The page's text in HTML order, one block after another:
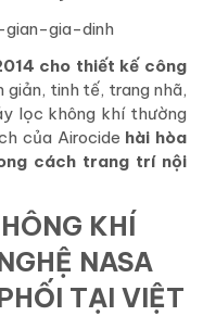
cho thiết kế công
giản, tinh tế, trang nhã,
lọc không khí thường
của Airocide hài hòa
cách trang trí nội
KHÍ
NASA
TẠI VIỆT